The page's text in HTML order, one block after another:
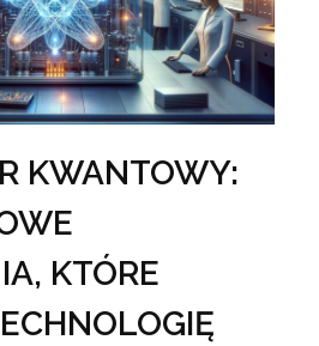
KWANTOWY:
KTÓRE